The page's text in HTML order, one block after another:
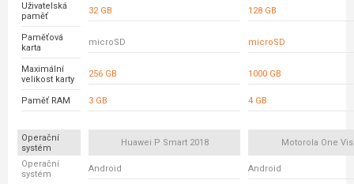
Uživatelská
paměť
32 GB 128 GB
Paměťová
karta
microSD microSD
Maximální
velikost karty
256 GB 1000 GB
Paměť RAM 3 GB 4 GB
Operační
systém
Huawei P Smart 2018 Motorola One
Operační
systém
Android Android